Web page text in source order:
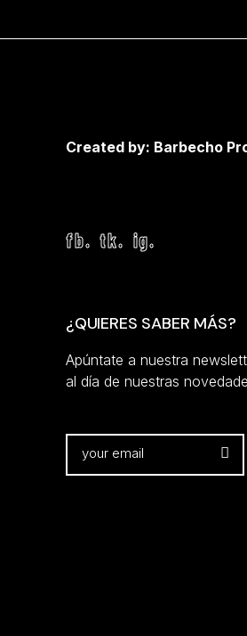
Created by: Barbecho
fb. tk. ig.
¿QUIERES SABER MÁS?
Apúntate a nuestra
al día de nuestras
